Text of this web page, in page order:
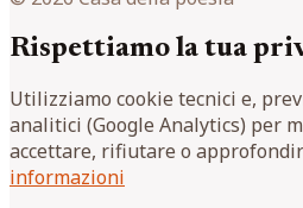
Rispettiamo la tua
Utilizziamo cookie tecnici e,
analitici (Google Analytics) per
accettare, rifiutare o
informazioni